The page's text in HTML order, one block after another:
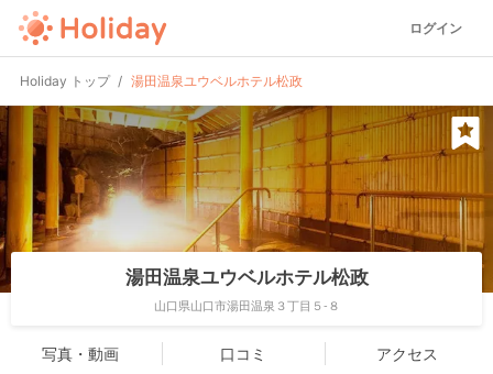
ログイン
Holiday トップ 湯田温泉ユウベルホテル松政
湯田温泉ユウベルホテル松政
山口県山口市湯田温泉３丁目５-８
写真・動画 口コミ アクセス